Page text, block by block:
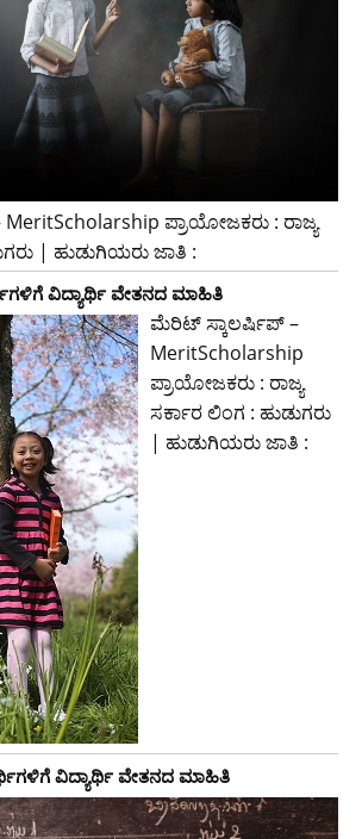
ಪ್ರಾಯೋಜಕರು : ರಾಜ್ಯ
| ಹುಡುಗಿಯರು ಜಾತಿ :
ವಿದ್ಯಾರ್ಥಿ ವೇತನದ ಮಾಹಿತಿ
ಮೆರಿಟ್ ಸ್ಕಾಲರ್ಷಿಪ್ –
MeritScholarship
ಪ್ರಾಯೋಜಕರು : ರಾಜ್ಯ
ಸರ್ಕಾರ ಲಿಂಗ : ಹುಡುಗರು
| ಹುಡುಗಿಯರು ಜಾತಿ :
ವಿದ್ಯಾರ್ಥಿ ವೇತನದ ಮಾಹಿತಿ